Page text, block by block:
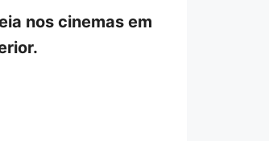
nos cinemas em